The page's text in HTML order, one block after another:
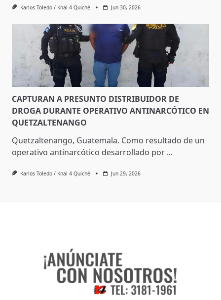
Karlos Toledo / Knal 4 Quiché Jun 30, 2026
CAPTURAN A PRESUNTO DISTRIBUIDOR DE
DROGA DURANTE OPERATIVO ANTINARCÓTICO EN
QUETZALTENANGO
Quetzaltenango, Guatemala. Como resultado de un
operativo antinarcótico desarrollado por ...
Karlos Toledo / Knal 4 Quiché Jun 29, 2026